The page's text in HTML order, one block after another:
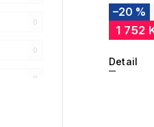
0
0
0
–20 %
1 752
Detail